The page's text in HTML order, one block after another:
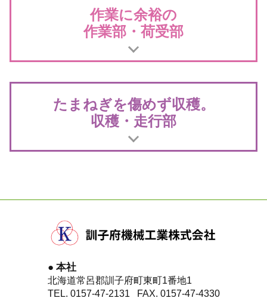
高出力コモンレールエンジン
圧倒的パワーと低燃費、低NOx※1化を実現したコモ
ナ満載時など負荷がかかる条件でも力強い走行ができ
※1：NOx＝窒素酸化物
※2：DPF＝ディーゼル・パティキュレート・フィルタ。
排ガス中のPM（粒子状物質）を捕集します。
作業に余裕の
作業部・荷受部
幅広選別台は、確かな選別と無理のない搬送を実
現。さらに均平ローラにより、コンテナ盛付けが
容易にできます。
エンジン緊急停止スイッチと警報ボタンを設置。
事故を未然に防ぎます。
たまねぎを傷めず収穫。
収穫・走行部
転しながら簡単に行えるため、湿地での作業や防除道
の収穫作業に便利です。
本社
北海道常呂郡訓子府町東町1番地1
TEL. 0157-47-2131
FAX. 0157-47-4330